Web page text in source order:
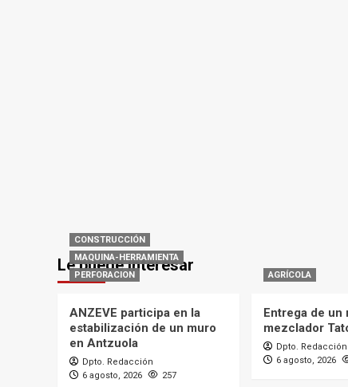
Le puede interesar
CONSTRUCCIÓN
MAQUINA-HERRAMIENTA
PERFORACION
ANZEVE participa en la
estabilización de un muro
en Antzuola
Dpto. Redacción
6 agosto, 2026
257
AGRÍCOLA
Entrega de un
mezclador
Dpto. Redacción
6 agosto, 2026